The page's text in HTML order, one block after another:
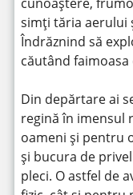
simți tăria aerului
Îndrăznind să
căutând faimoasa
Din depărtare ai
regină în imensul
oameni și pentru
și bucura de
pleci. O astfel de